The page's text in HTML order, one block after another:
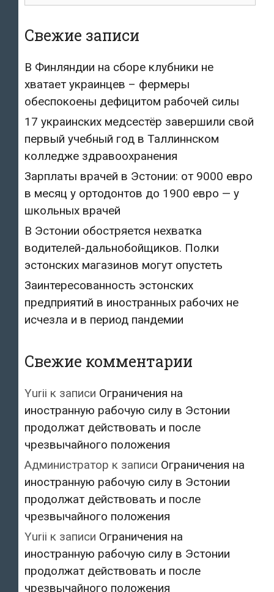
работников»
Свежие записи
В Финляндии на сборе клубники не
хватает украинцев – фермеры
обеспокоены дефицитом рабочей силы
17 украинских медсестёр завершили свой
первый учебный год в Таллиннском
колледже здравоохранения
Зарплаты врачей в Эстонии: от 9000 евро
в месяц у ортодонтов до 1900 евро — у
школьных врачей
В Эстонии обостряется нехватка
водителей-дальнобойщиков. Полки
эстонских магазинов могут опустеть
Заинтересованность эстонских
предприятий в иностранных рабочих не
исчезла и в период пандемии
Свежие комментарии
Yurii к записи Ограничения на
иностранную рабочую силу в Эстонии
продолжат действовать и после
чрезвычайного положения
Администратор к записи Ограничения на
иностранную рабочую силу в Эстонии
продолжат действовать и после
чрезвычайного положения
Yurii к записи Ограничения на
иностранную рабочую силу в Эстонии
продолжат действовать и после
чрезвычайного положения